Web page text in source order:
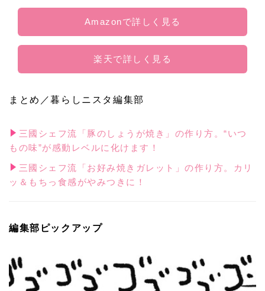
Amazonで詳しく見る
楽天で詳しく見る
まとめ／暮らしニスタ編集部
三國シェフ流「豚のしょうが焼き」の作り方。“いつ
もの味”が感動レベルに化けます！
三國シェフ流「お好み焼きガレット」の作り方。カリ
ッ＆もちっ食感がやみつきに！
編集部ピックアップ